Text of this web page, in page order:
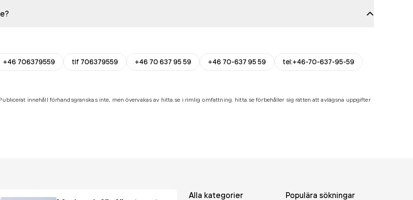
+46 706379559 tlf 706379559 +46 70 637 95 59 +46 70-637 95 59
tel:+46-70-637-95-59
innehåll förhandsgranskas inte, men övervakas av hitta.se i rimlig omfattning. hitta.se förbehåller sig rätten att avlägsna uppgifter
Alla kategorier Populära sökningar